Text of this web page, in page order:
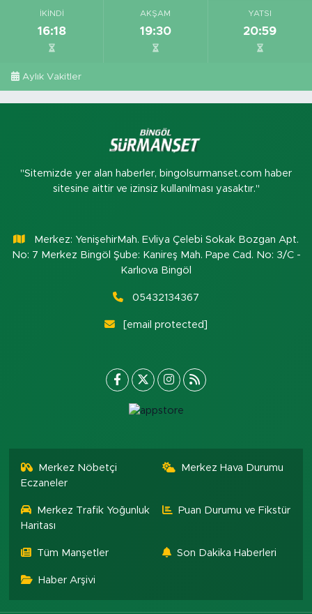
İKINDI
16:18
AKŞAM
19:30
YATSI
20:59
Aylık Vakitler
"Sitemizde yer alan haberler, bingolsurmanset.com haber
sitesine aittir ve izinsiz kullanılması yasaktır."
Merkez: YenişehirMah. Evliya Çelebi Sokak Bozgan Apt.
No: 7 Merkez Bingöl Şube: Kanireş Mah. Pape Cad. No: 3/C -
Karlıova Bingöl
05432134367
[email protected]
Merkez Nöbetçi
Eczaneler
Merkez Hava Durumu
Merkez Trafik Yoğunluk
Haritası
Puan Durumu ve Fikstür
Tüm Manşetler Son Dakika Haberleri
Haber Arşivi